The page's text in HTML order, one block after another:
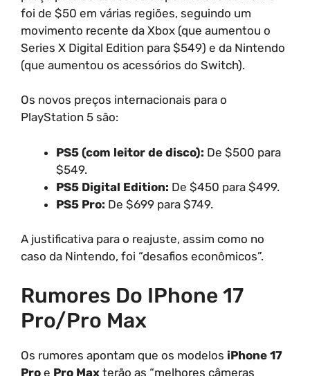
foi de $50 em várias regiões, seguindo um
movimento recente da Xbox (que aumentou o
Series X Digital Edition para $549) e da Nintendo
(que aumentou os acessórios do Switch).
Os novos preços internacionais para o
PlayStation 5 são:
PS5 (com leitor de disco): De $500 para
$549.
PS5 Digital Edition: De $450 para $499.
PS5 Pro: De $699 para $749.
A justificativa para o reajuste, assim como no
caso da Nintendo, foi “desafios econômicos”.
Rumores Do IPhone 17
Pro/Pro Max
Os rumores apontam que os modelos iPhone 17
Pro e Pro Max terão as “melhores câmeras